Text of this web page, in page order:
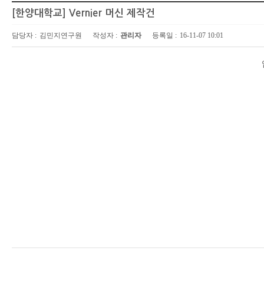
[한양대학교] Vernier 머신 제작건
담당자 : 김민지연구원 작성자 : 관리자 등록일 : 16-11-07 10:01